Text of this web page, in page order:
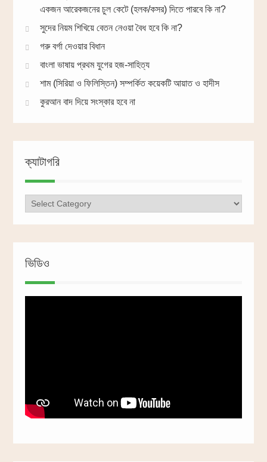
একজন আরেকজনের চুল কেটে (হলক/কসর) দিতে পারবে কি না?
সুদের নিয়ম শিখিয়ে বেতন নেওয়া বৈধ হবে কি না?
গরু বর্গা দেওয়ার বিধান
বাংলা ভাষায় প্রথম যুগের হজ-সাহিত্য
শাম (সিরিয়া ও ফিলিস্তিন) সম্পর্কিত কয়েকটি আয়াত ও হাদীস
কুরআন বাদ দিয়ে সংস্কার হবে না
ক্যাটাগরি
ক্যাটাগরি
ভিডিও